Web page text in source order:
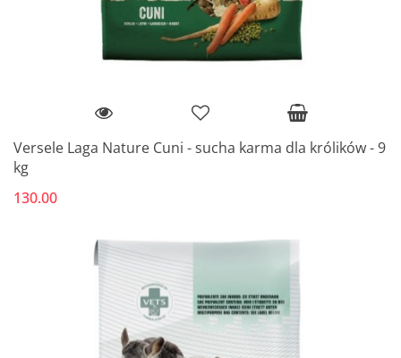
Versele Laga Nature Cuni - sucha karma dla królików - 9
kg
130.00